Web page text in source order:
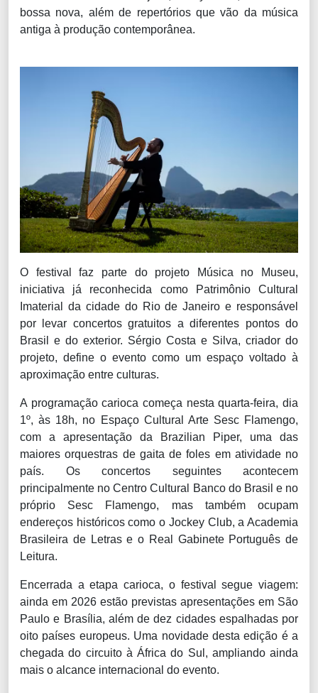
bossa nova, além de repertórios que vão da música
antiga à produção contemporânea.
O festival faz parte do projeto Música no Museu,
iniciativa já reconhecida como Patrimônio Cultural
Imaterial da cidade do Rio de Janeiro e responsável
por levar concertos gratuitos a diferentes pontos do
Brasil e do exterior. Sérgio Costa e Silva, criador do
projeto, define o evento como um espaço voltado à
aproximação entre culturas.
A programação carioca começa nesta quarta-feira, dia
1º, às 18h, no Espaço Cultural Arte Sesc Flamengo,
com a apresentação da
Brazilian Piper, uma das
maiores orquestras de gaita de foles em atividade no
país. Os concertos seguintes acontecem
principalmente no Centro Cultural Banco do Brasil e no
próprio Sesc Flamengo, mas também ocupam
endereços históricos como o Jockey Club, a Academia
Brasileira de Letras e o Real Gabinete Português de
Leitura.
Encerrada a etapa carioca, o festival segue viagem:
ainda em 2026 estão previstas apresentações em São
Paulo e Brasília, além de dez cidades espalhadas por
oito países europeus. Uma novidade desta edição é a
chegada do circuito à África do Sul, ampliando ainda
mais o alcance internacional do evento.